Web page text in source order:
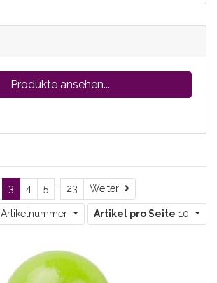
Produkte ansehen...
3 4 5 23 Weiter Weiter
Artikelnummer Artikel pro Seite 10